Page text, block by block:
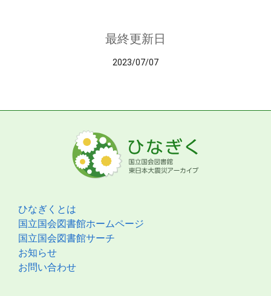
最終更新日
2023/07/07
ひなぎくとは
国立国会図書館ホームページ
国立国会図書館サーチ
お知らせ
お問い合わせ